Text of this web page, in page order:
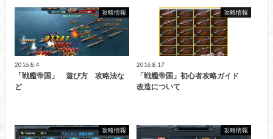
攻略情報
2016.8.4
「戦艦帝国」 遊び方 攻略法な
ど
攻略情報
2016.8.17
「戦艦帝国」初心者攻略ガイド
改造について
攻略情報 攻略情報